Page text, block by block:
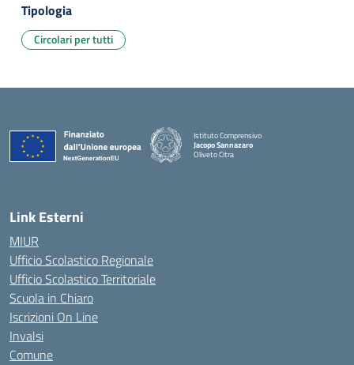
Tipologia
Circolari per tutti
Istituto Comprensivo
Jacopo Sannazaro
Oliveto Citra
Link Esterni
MIUR
Ufficio Scolastico Regionale
Ufficio Scolastico Territoriale
Scuola in Chiaro
Iscrizioni On Line
Invalsi
Comune